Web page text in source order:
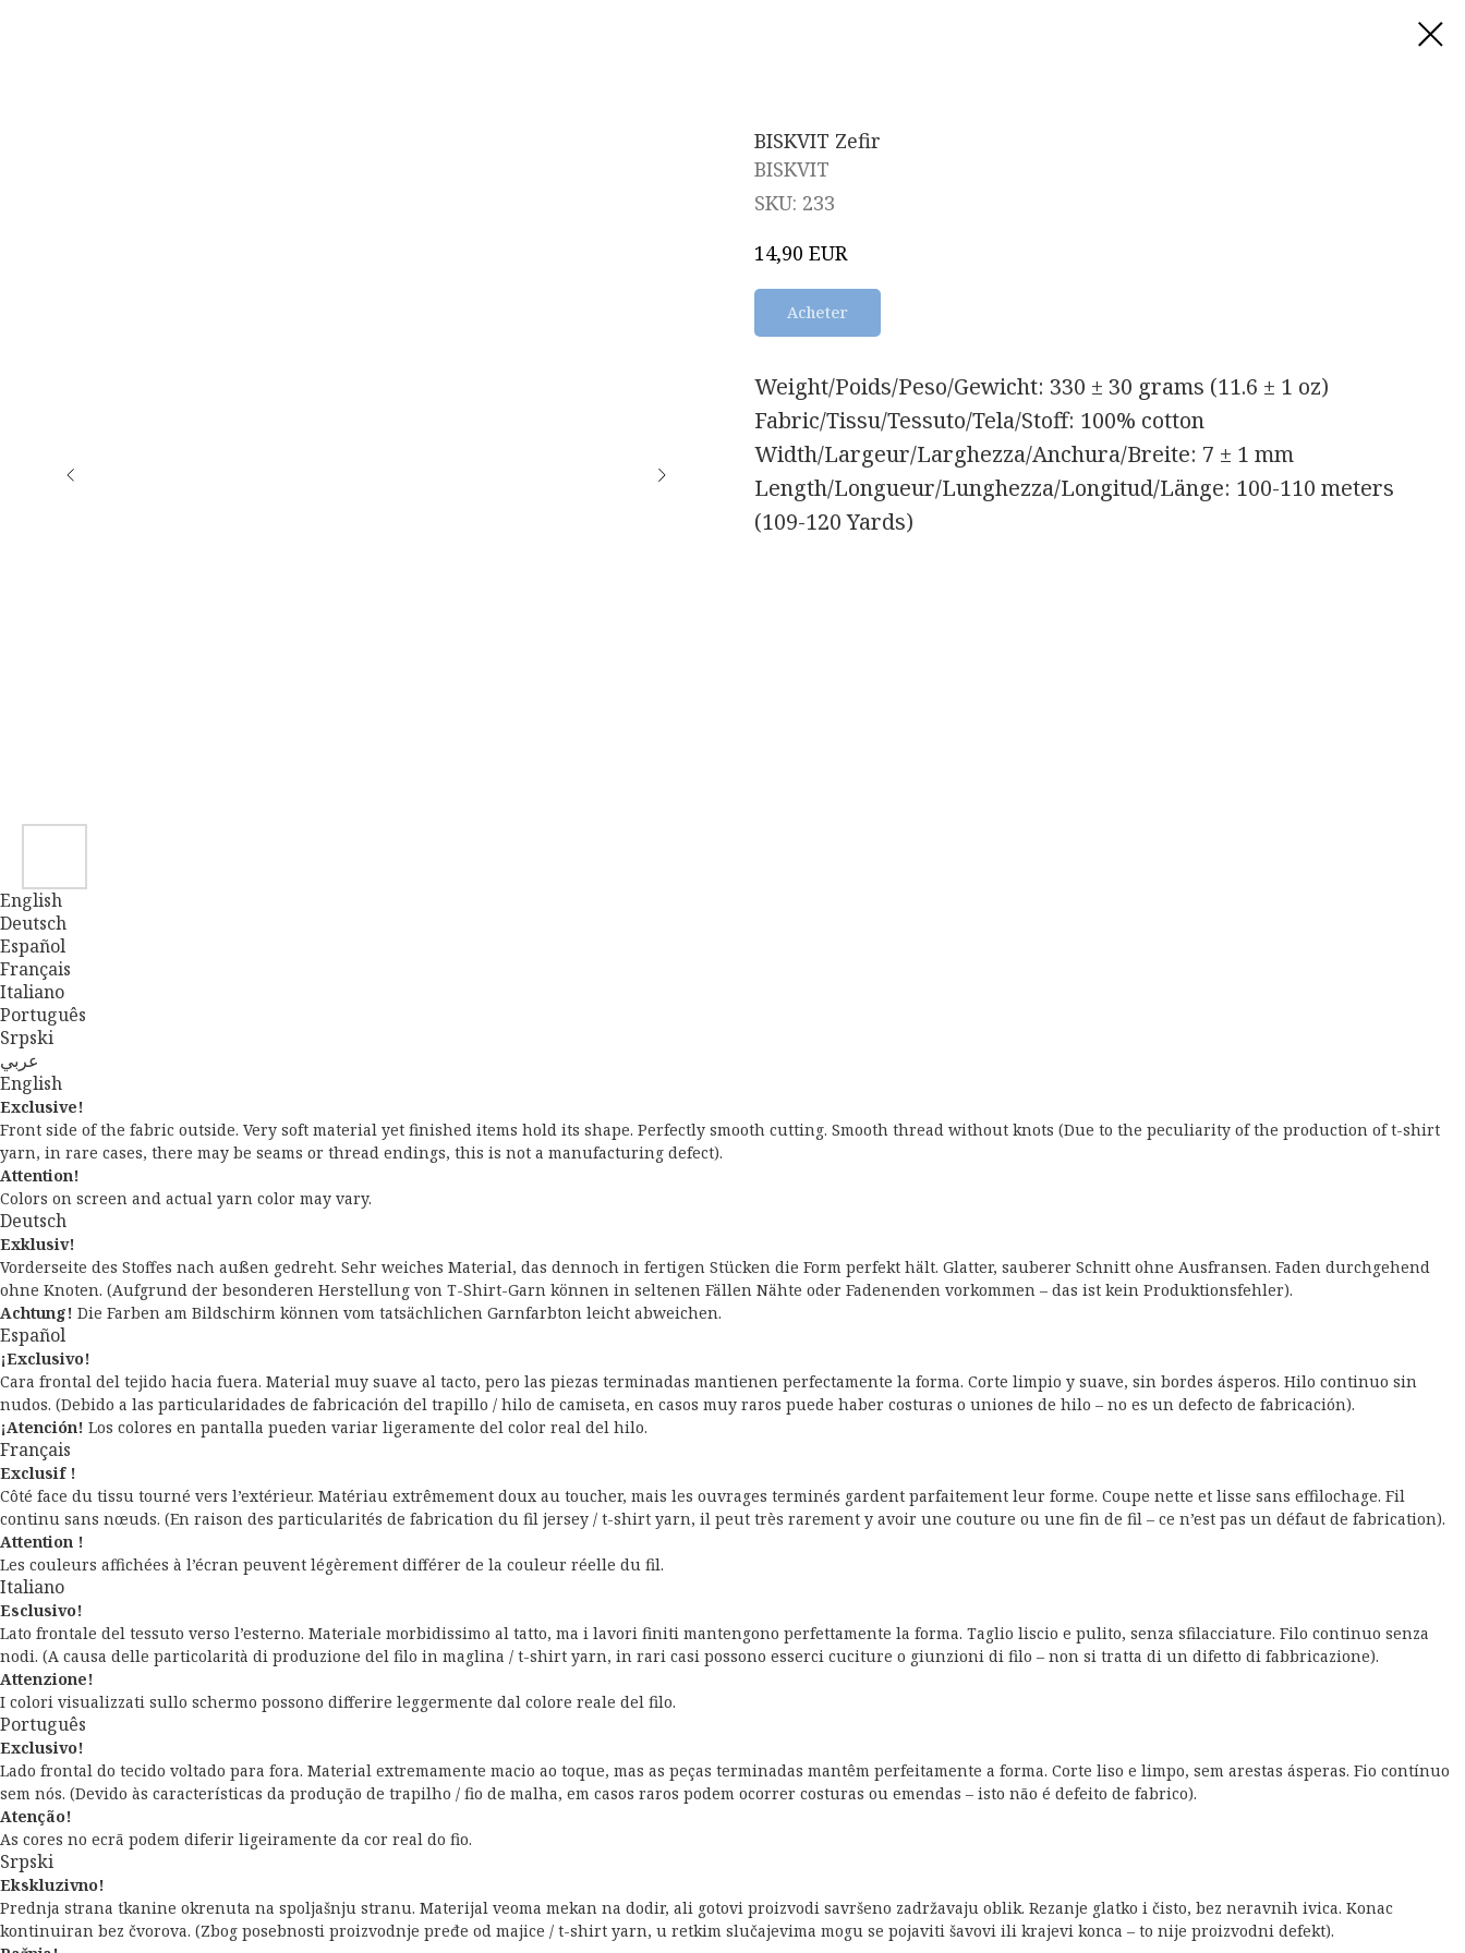
BISKVIT Zefir
BISKVIT
SKU: 233
14,90 EUR
Acheter
Weight/Poids/Peso/Gewicht: 330 ± 30 grams (11.6 ± 1 oz)
Fabric/Tissu/Tessuto/Tela/Stoff: 100% cotton
Width/Largeur/Larghezza/Anchura/Breite: 7 ± 1 mm
Length/Longueur/Lunghezza/Longitud/Länge: 100-110 meters
(109-120 Yards)
English
Deutsch
Español
Français
Italiano
Português
Srpski
عربي
English
Exclusive!
Front side of the fabric outside. Very soft material yet finished items hold its shape. Perfectly smooth cutting. Smooth thread without knots (Due to the peculiarity of the production of t-shirt
yarn, in rare cases, there may be seams or thread endings, this is not a manufacturing defect).
Attention!
Colors on screen and actual yarn color may vary.
Deutsch
Exklusiv!
Vorderseite des Stoffes nach außen gedreht. Sehr weiches Material, das dennoch in fertigen Stücken die Form perfekt hält. Glatter, sauberer Schnitt ohne Ausfransen. Faden durchgehend
ohne Knoten. (Aufgrund der besonderen Herstellung von T-Shirt-Garn können in seltenen Fällen Nähte oder Fadenenden vorkommen – das ist kein Produktionsfehler).
Achtung! Die Farben am Bildschirm können vom tatsächlichen Garnfarbton leicht abweichen.
Español
¡Exclusivo!
Cara frontal del tejido hacia fuera. Material muy suave al tacto, pero las piezas terminadas mantienen perfectamente la forma. Corte limpio y suave, sin bordes ásperos. Hilo continuo sin
nudos. (Debido a las particularidades de fabricación del trapillo / hilo de camiseta, en casos muy raros puede haber costuras o uniones de hilo – no es un defecto de fabricación).
¡Atención! Los colores en pantalla pueden variar ligeramente del color real del hilo.
Français
Exclusif !
Côté face du tissu tourné vers l’extérieur. Matériau extrêmement doux au toucher, mais les ouvrages terminés gardent parfaitement leur forme. Coupe nette et lisse sans effilochage. Fil
continu sans nœuds. (En raison des particularités de fabrication du fil jersey / t-shirt yarn, il peut très rarement y avoir une couture ou une fin de fil – ce n’est pas un défaut de fabrication).
Attention !
Les couleurs affichées à l’écran peuvent légèrement différer de la couleur réelle du fil.
Italiano
Esclusivo!
Lato frontale del tessuto verso l’esterno. Materiale morbidissimo al tatto, ma i lavori finiti mantengono perfettamente la forma. Taglio liscio e pulito, senza sfilacciature. Filo continuo senza
nodi. (A causa delle particolarità di produzione del filo in maglina / t-shirt yarn, in rari casi possono esserci cuciture o giunzioni di filo – non si tratta di un difetto di fabbricazione).
Attenzione!
I colori visualizzati sullo schermo possono differire leggermente dal colore reale del filo.
Português
Exclusivo!
Lado frontal do tecido voltado para fora. Material extremamente macio ao toque, mas as peças terminadas mantêm perfeitamente a forma. Corte liso e limpo, sem arestas ásperas. Fio contínuo
sem nós. (Devido às características da produção de trapilho / fio de malha, em casos raros podem ocorrer costuras ou emendas – isto não é defeito de fabrico).
Atenção!
As cores no ecrã podem diferir ligeiramente da cor real do fio.
Srpski
Ekskluzivno!
Prednja strana tkanine okrenuta na spoljašnju stranu. Materijal veoma mekan na dodir, ali gotovi proizvodi savršeno zadržavaju oblik. Rezanje glatko i čisto, bez neravnih ivica. Konac
kontinuiran bez čvorova. (Zbog posebnosti proizvodnje pređe od majice / t-shirt yarn, u retkim slučajevima mogu se pojaviti šavovi ili krajevi konca – to nije proizvodni defekt).